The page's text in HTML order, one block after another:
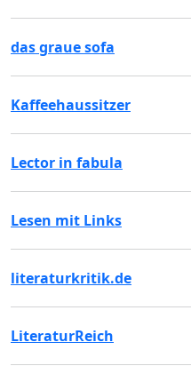
das graue sofa
Kaffeehaussitzer
Lector in fabula
Lesen mit Links
literaturkritik.de
LiteraturReich